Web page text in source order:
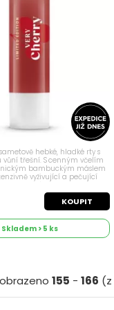
hebké, hladké rty s
třešní. S cenným včelím
bambuckým máslem
vyživující a pečující
se svést...
KOUPIT
Skladem > 5 ks
155 - 166 (z